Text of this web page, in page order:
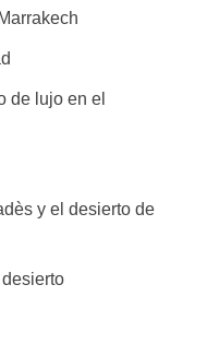
de lujo en el
y el desierto de